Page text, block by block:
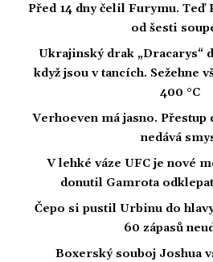
Před 14 dny čelil Furymu. Teď
od šesti
Ukrajinský drak „Dracarys“
když jsou v tancích. Sežehne
400 °C
Verhoeven má jasno. Přestup
nedává
V lehké váze UFC je nové
donutil Gamrota
Čepo si pustil Urbinu do
60 zápasů
Boxerský souboj Joshua